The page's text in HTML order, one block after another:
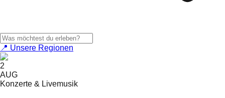
📍 Unsere Regionen
2
AUG
Konzerte & Livemusik